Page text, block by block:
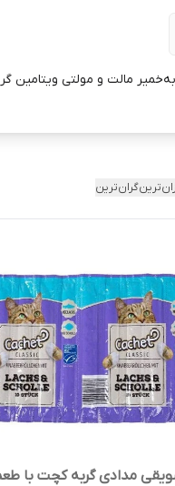
خمیر مالت و مولتی ویتامین
گران‌ترین
مدادی گربه کچت با